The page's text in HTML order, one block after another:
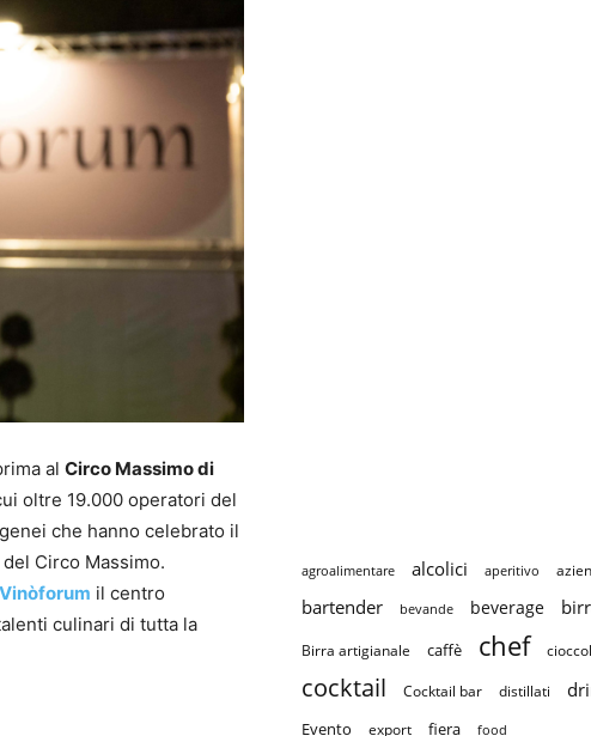
al Circo Massimo di
oltre 19.000 operatori del
che hanno celebrato il
Circo Massimo.
Vinòforum il centro
culinari di tutta la
agroalimentare alcolici aperitivo
bartender bevande beverage
Birra artigianale caffè chef
cocktail Cocktail bar distillati
Evento export fiera food